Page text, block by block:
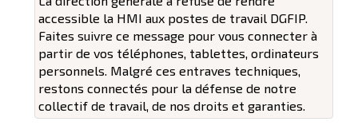
accessible la HMI aux postes de travail DGFIP.
Faites suivre ce message pour vous connecter à
partir de vos téléphones, tablettes, ordinateurs
personnels. Malgré ces entraves techniques,
restons connectés pour la défense de notre
collectif de travail, de nos droits et garanties.